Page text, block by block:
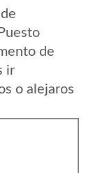
de
ir
o alejaros